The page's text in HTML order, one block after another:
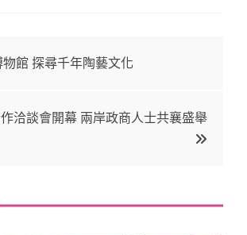
e
in
館 探尋千年陶藝文化
洽談會開幕 兩岸政商人士共襄盛舉